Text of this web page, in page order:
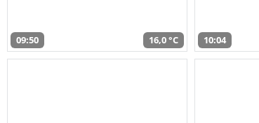
09:50 16,0 °C 10:04